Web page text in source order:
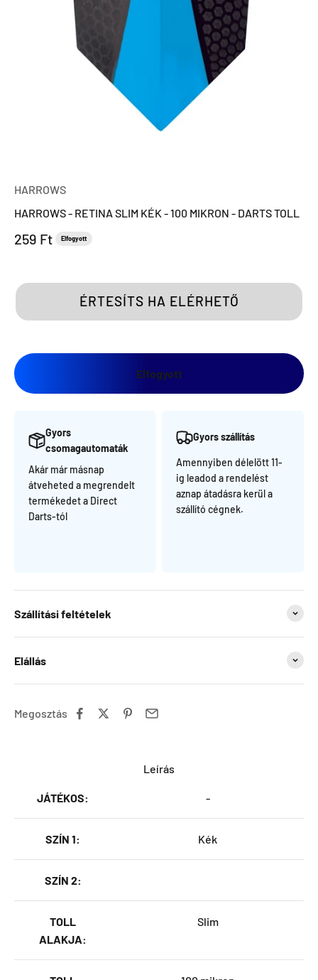
HARROWS
HARROWS - RETINA SLIM KÉK - 100 MIKRON - DARTS TOLL
Eladási ár
259 Ft Elfogyott
ÉRTESÍTS HA ELÉRHETŐ
Elfogyott
Gyors
csomagautomaták
Akár már másnap
átveheted a megrendelt
termékedet a Direct
Darts-tól
Gyors szállítás
Amennyiben délelött 11-
ig leadod a rendelést
aznap átadásra kerül a
szállító cégnek.
Szállítási feltételek
Elállás
Megosztás
Leírás
JÁTÉKOS: -
SZÍN 1: Kék
SZÍN 2:
TOLL
ALAKJA:
Slim